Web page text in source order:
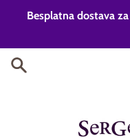
Besplatna dostava